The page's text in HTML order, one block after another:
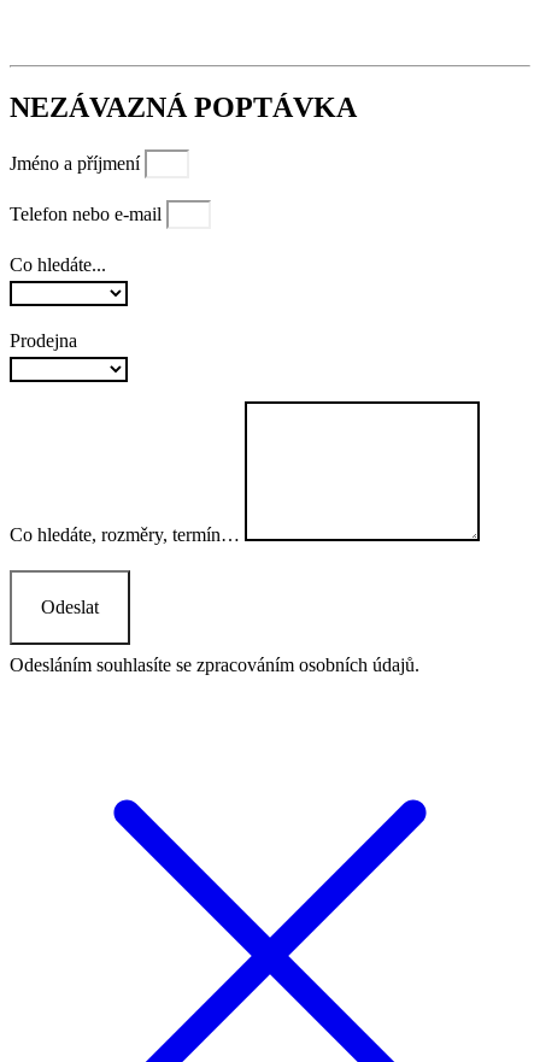
NEZÁVAZNÁ POPTÁVKA
Jméno a příjmení
Telefon nebo e-mail
Co hledáte...
Prodejna
Co hledáte, rozměry, termín…
Odeslat
Odesláním souhlasíte se zpracováním osobních údajů.